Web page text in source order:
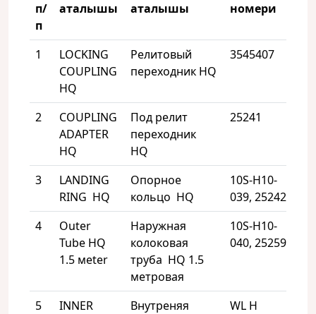
п/
п
аталышы
аталышы
номери
1
LOCKING
COUPLING
HQ
Релитовый
переходник HQ
3545407
2
COUPLING
ADAPTER
HQ
Под релит
переходник
HQ
25241
3
LANDING
RING HQ
Опорное
кольцо HQ
10S-H10-
039, 25242
4
Outer
Tube HQ
1.5 мeter
Наружная
колоковая
труба HQ 1.5
метровая
10S-H10-
040, 25259
5
INNER
Внутреняя
WL H